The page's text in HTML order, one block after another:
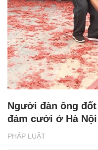
PHÁP LUẬT
Người đàn ông
đám cưới ở Hà